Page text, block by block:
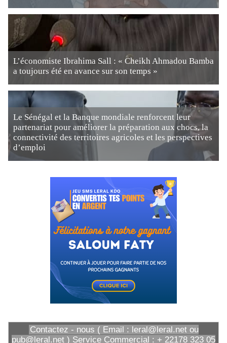
L’économiste Ibrahima Sall : « Cheikh Ahmadou Bamba
a toujours été en avance sur son temps »
Le Sénégal et la Banque mondiale renforcent leur
partenariat pour améliorer la préparation aux chocs, la
connectivité des territoires agricoles et les perspectives
d’emploi
Contactez - nous ( Email : leral@leral.net ou
pub@leral.net ) Service Commercial : + 22178 323 05